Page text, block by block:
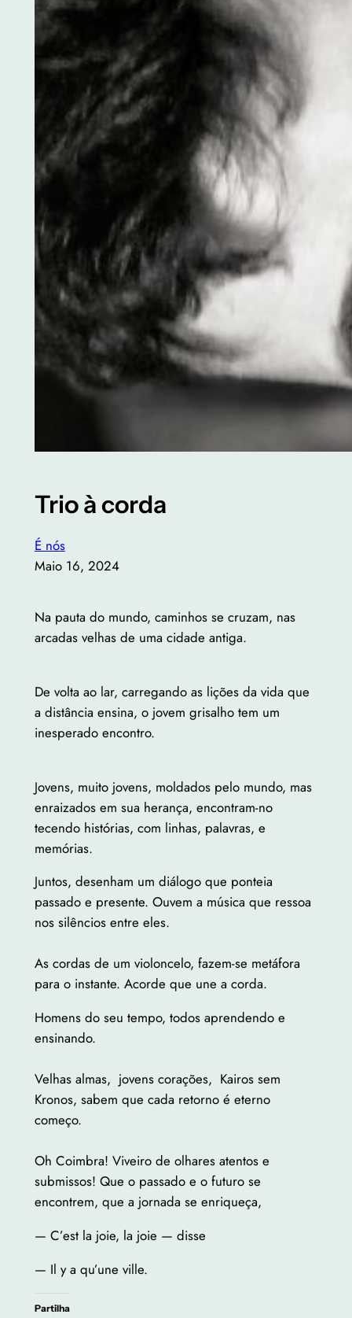
Trio à corda
É nós
Maio 16, 2024
Na pauta do mundo, caminhos se cruzam, nas
arcadas velhas de uma cidade antiga.
De volta ao lar, carregando as lições da vida que
a distância ensina, o jovem grisalho tem um
inesperado encontro.
Jovens, muito jovens, moldados pelo mundo, mas
enraizados em sua herança, encontram-no
tecendo histórias, com linhas, palavras, e
memórias.
Juntos, desenham um diálogo que ponteia
passado e presente. Ouvem a música que ressoa
nos silêncios entre eles.
As cordas de um violoncelo, fazem-se metáfora
para o instante. Acorde que une a corda.
Homens do seu tempo, todos aprendendo e
ensinando.
Velhas almas, jovens corações, Kairos sem
Kronos, sabem que cada retorno é eterno
começo.
Oh Coimbra! Viveiro de olhares atentos e
submissos! Que o passado e o futuro se
encontrem, que a jornada se enriqueça,
— C’est la joie, la joie — disse
— Il y a qu’une ville.
Partilha